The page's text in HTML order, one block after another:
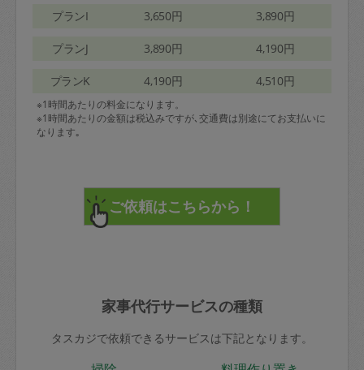
プランI 3,650円 3,890円
プランJ 3,890円 4,190円
プランK 4,190円 4,510円
※1時間あたりの料金になります。
※1時間あたりの金額は税込みですが､交通費は別途にてお支払いに
なります｡
家事代行サービスの種類
タスカジで依頼できるサービスは下記となります。